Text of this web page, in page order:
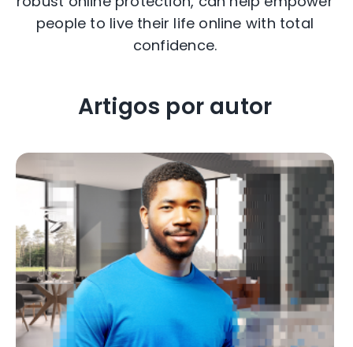
people to live their life online with total
confidence.
Artigos por autor